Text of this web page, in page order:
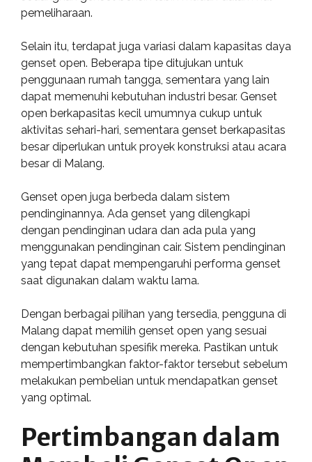
pemeliharaan.
Selain itu, terdapat juga variasi dalam kapasitas daya
genset open. Beberapa tipe ditujukan untuk
penggunaan rumah tangga, sementara yang lain
dapat memenuhi kebutuhan industri besar. Genset
open berkapasitas kecil umumnya cukup untuk
aktivitas sehari-hari, sementara genset berkapasitas
besar diperlukan untuk proyek konstruksi atau acara
besar di Malang.
Genset open juga berbeda dalam sistem
pendinginannya. Ada genset yang dilengkapi
dengan pendinginan udara dan ada pula yang
menggunakan pendinginan cair. Sistem pendinginan
yang tepat dapat mempengaruhi performa genset
saat digunakan dalam waktu lama.
Dengan berbagai pilihan yang tersedia, pengguna di
Malang dapat memilih genset open yang sesuai
dengan kebutuhan spesifik mereka. Pastikan untuk
mempertimbangkan faktor-faktor tersebut sebelum
melakukan pembelian untuk mendapatkan genset
yang optimal.
Pertimbangan dalam